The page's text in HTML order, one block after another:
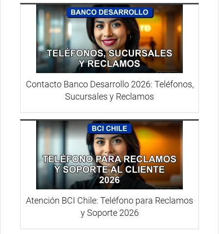
Contacto Banco Desarrollo 2026: Teléfonos,
Sucursales y Reclamos
Atención BCI Chile: Teléfono para Reclamos
y Soporte 2026